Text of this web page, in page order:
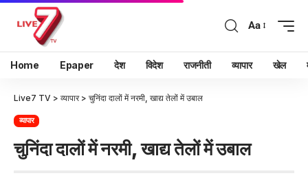
Aa
Home Epaper देश विदेश राजनीती व्यापार खेल
Live7 TV > व्यापार> चुनिंदा दालों में नरमी, खाद्य तेलों में उबाल
व्यापार
चुनिंदा दालों में नरमी, खाद्य तेलों में उबाल